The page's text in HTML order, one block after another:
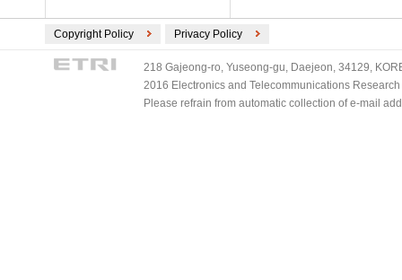
Copyright Policy Privacy Policy
218 Gajeong-ro, Yuseong-gu, Daejeon, 34129,
2016 Electronics and Telecommunications
Please refrain from automatic collection of e-mail